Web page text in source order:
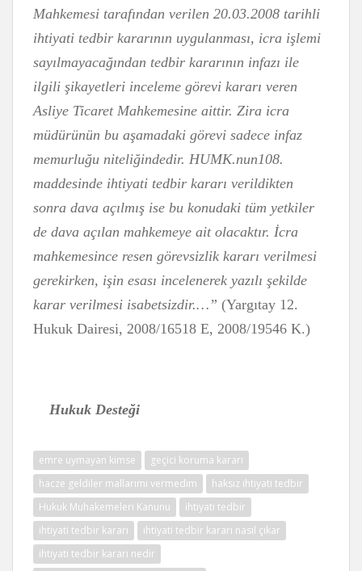
Mahkemesi tarafından verilen 20.03.2008 tarihli
ihtiyati tedbir kararının uygulanması, icra işlemi
sayılmayacağından tedbir kararının infazı ile
ilgili şikayetleri inceleme görevi kararı veren
Asliye Ticaret Mahkemesine aittir. Zira icra
müdürünün bu aşamadaki görevi sadece infaz
memurluğu niteliğindedir. HUMK.nun108.
maddesinde ihtiyati tedbir kararı verildikten
sonra dava açılmış ise bu konudaki tüm yetkiler
de dava açılan mahkemeye ait olacaktır. İcra
mahkemesince resen görevsizlik kararı verilmesi
gerekirken, işin esası incelenerek yazılı şekilde
karar verilmesi isabetsizdir.…” (Yargıtay 12.
Hukuk Dairesi, 2008/16518 E, 2008/19546 K.)
Hukuk Desteği
emre uymayan kimse
geçici koruma kararı
hacze geldiler mallarımı vermedim
haksız ihtiyati tedbir
Hukuk Muhakemeleri Kanunu
ihtiyati tedbir
ihtiyati tedbir kararı
ihtiyati tedbir kararı nasıl çıkar
ihtiyati tedbir kararı nedir